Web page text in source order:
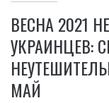
ВЕСНА 2021
УКРАИНЦЕВ:
МАЙ